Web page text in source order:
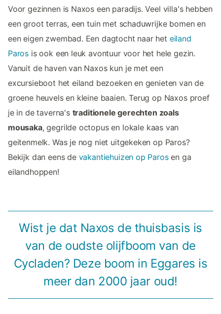
Voor gezinnen is Naxos een paradijs. Veel villa's hebben
een groot terras, een tuin met schaduwrijke bomen en
een eigen zwembad. Een dagtocht naar het eiland
Paros is ook een leuk avontuur voor het hele gezin.
Vanuit de haven van Naxos kun je met een
excursieboot het eiland bezoeken en genieten van de
groene heuvels en kleine baaien. Terug op Naxos proef
je in de taverna's traditionele gerechten zoals
mousaka, gegrilde octopus en lokale kaas van
geitenmelk. Was je nog niet uitgekeken op Paros?
Bekijk dan eens de vakantiehuizen op Parosen ga
eilandhoppen!
Wist je dat Naxos de thuisbasis is
van de oudste olijfboom van de
Cycladen? Deze boom in Eggares is
meer dan 2000 jaar oud!